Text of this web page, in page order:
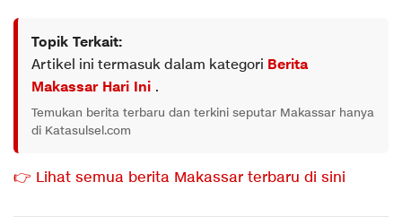
Topik Terkait:
Artikel ini termasuk dalam kategori Berita
Makassar Hari Ini .
Temukan berita terbaru dan terkini seputar Makassar hanya
di Katasulsel.com
👉 Lihat semua berita Makassar terbaru di sini